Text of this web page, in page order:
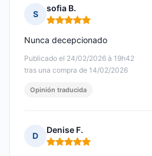
S
sofia B.
Nota: 5 de 5
Publicado el 24/02/2026 à 19h42
tras una compra de 14/02/2026
Nunca decepcionado
Opinión traducida
D
Denise F.
Nota: 5 de 5